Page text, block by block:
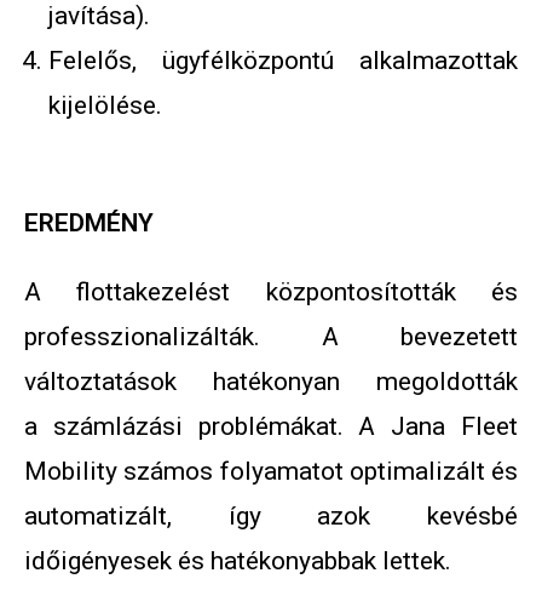
javítása).
Felelős, ügyfélközpontú alkalmazottak
kijelölése.
EREDMÉNY
A flottakezelést központosították és
professzionalizálták. A bevezetett
változtatások hatékonyan megoldották
a számlázási problémákat. A Jana Fleet
Mobility számos folyamatot optimalizált és
automatizált, így azok kevésbé
időigényesek és hatékonyabbak lettek.